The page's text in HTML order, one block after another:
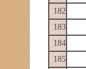
182
183
184
185